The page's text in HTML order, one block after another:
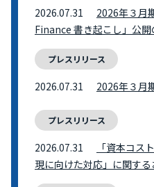
2026.07.31
2026年３月
Finance 書き起こし」公開
プレスリリース
2026.07.31 2026年３月
プレスリリース
2026.07.31
「資本コス
現に向けた対応」に関する